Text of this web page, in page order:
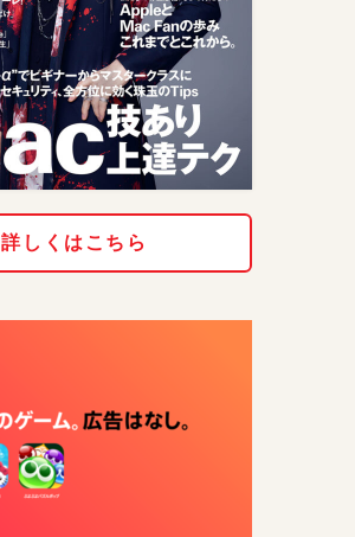
詳しくはこちら